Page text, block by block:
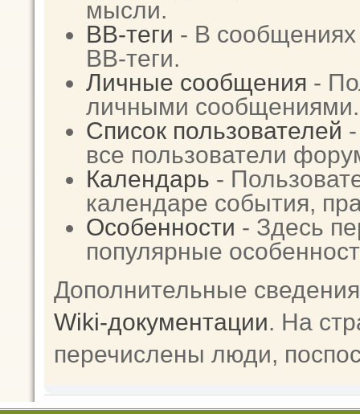
мысли.
BB-теги - В
BB-теги.
Личные сообщения -
личными сообщениями.
Список пользователей
все пользователи
Календарь -
календаре события,
Особенности - Здесь
популярные
Дополнительные
Wiki-документации. На
перечислены люди,